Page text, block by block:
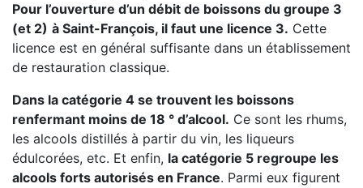
Pour l’ouverture d’un débit de boissons du groupe 3
(et 2) à Saint-François, il faut une licence 3. Cette
licence est en général suffisante dans un établissement
de restauration classique.
Dans la catégorie 4 se trouvent les boissons
renfermant moins de 18 ° d’alcool. Ce sont les rhums,
les alcools distillés à partir du vin, les liqueurs
édulcorées, etc. Et enfin, la catégorie 5 regroupe les
alcools forts autorisés en France. Parmi eux figurent